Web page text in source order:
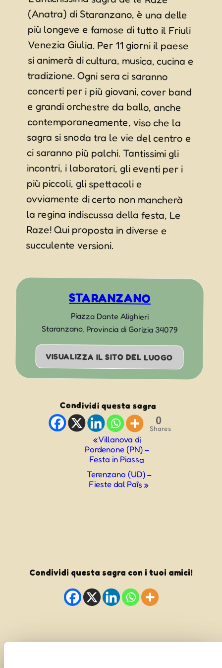
succulente versioni.
STARANZANO
Piazza Dante Alighieri
Staranzano, Provincia di Gorizia 34079
VISUALIZZA IL SITO DEL LUOGO
Condividi questa sagra
0
Shares
«Villanova di
Pordenone (PN) –
Festa in Piassa
Terenzano (UD) –
Fieste dal Paîs»
Condividi questa sagra con i tuoi amici!